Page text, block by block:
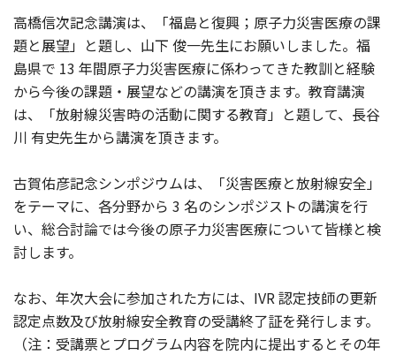
高橋信次記念講演は、「福島と復興；原子力災害医療の課
題と展望」と題し、山下 俊一先生にお願いしました。福
島県で 13 年間原子力災害医療に係わってきた教訓と経験
から今後の課題・展望などの講演を頂きます。教育講演
は、「放射線災害時の活動に関する教育」と題して、長谷
川 有史先生から講演を頂きます。
古賀佑彦記念シンポジウムは、「災害医療と放射線安全」
をテーマに、各分野から 3 名のシンポジストの講演を行
い、総合討論では今後の原子力災害医療について皆様と検
討します。
なお、年次大会に参加された方には、IVR 認定技師の更新
認定点数及び放射線安全教育の受講終了証を発行します。
（注：受講票とプログラム内容を院内に提出するとその年